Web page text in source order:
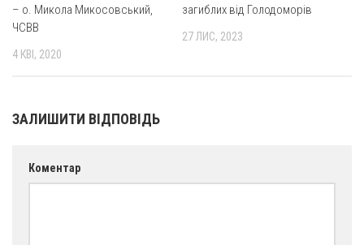
– о. Микола Микосовський,
ЧСВВ
4 КВІ, 2020
загиблих від Голодоморів
27 ЛИС, 2023
ЗАЛИШИТИ ВІДПОВІДЬ
Коментар